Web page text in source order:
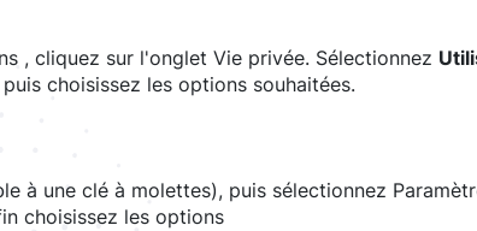
, cliquez sur l'onglet Vie privée. Sélectionnez
puis choisissez les options souhaitées.
à une clé à molettes), puis sélectionnez
choisissez les options